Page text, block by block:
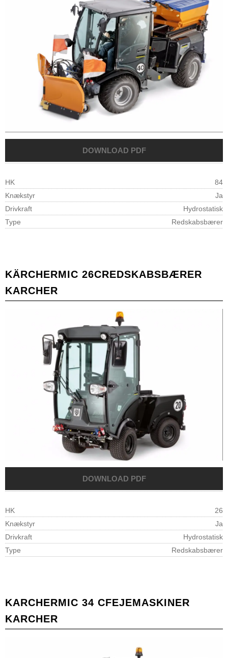
HK
84
Knækstyr
Ja
Drivkraft
Hydrostatisk
Type
Redskabsbærer
KÄRCHERMIC 26CREDSKABSBÆRER
KARCHER
HK
26
Knækstyr
Ja
Drivkraft
Hydrostatisk
Type
Redskabsbærer
KARCHERMIC 34 CFEJEMASKINER
KARCHER